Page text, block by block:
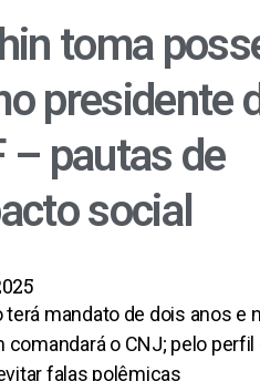
toma
presidente
– pautas de
social
terá mandato de dois anos e
comandará o CNJ; pelo perfil
falas polêmicas